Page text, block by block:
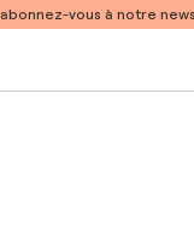
abonnez-vous à notre